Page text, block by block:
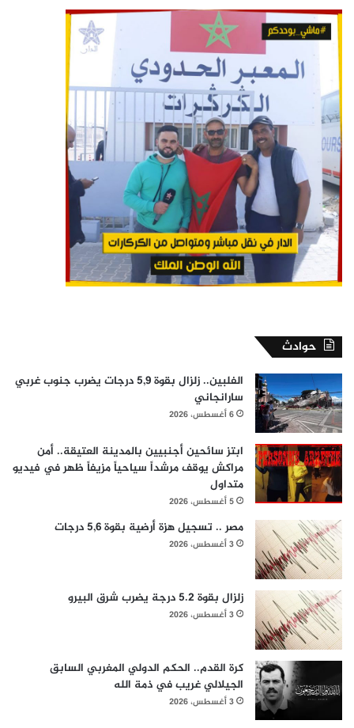
حوادث
الفلبين.. زلزال بقوة 5,9 درجات يضرب جنوب غربي
سارانجاني
6 أغسطس، 2026
ابتز سائحين أجنبيين بالمدينة العتيقة.. أمن
مراكش يوقف مرشداً سياحياً مزيفاً ظهر في فيديو
متداول
5 أغسطس، 2026
مصر .. تسجيل هزة أرضية بقوة 5,6 درجات
3 أغسطس، 2026
زلزال بقوة 5.2 درجة يضرب شرق البيرو
3 أغسطس، 2026
كرة القدم.. الحكم الدولي المغربي السابق
الجيلالي غريب في ذمة الله
3 أغسطس، 2026